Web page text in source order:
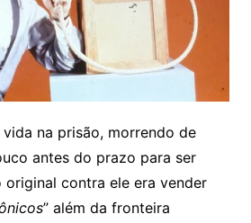
vida na prisão, morrendo de
antes do prazo para ser
original contra ele era vender
” além da fronteira